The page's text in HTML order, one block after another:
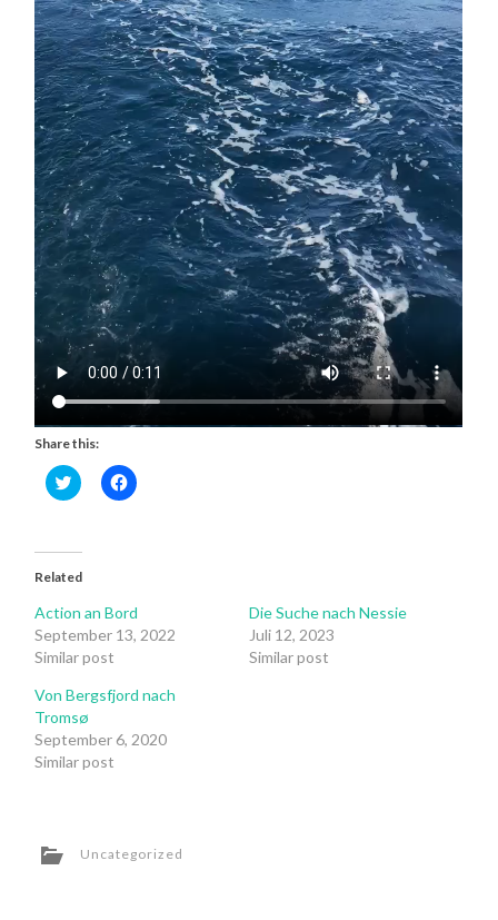
Share this:
Click
to
(Opens
new
Click
to
Related
Action an Bord
September 13, 2022
Similar post
Die Suche nach Nessie
Juli 12, 2023
Similar post
Von Bergsfjord nach
Tromsø
September 6, 2020
Similar post
Uncategorized